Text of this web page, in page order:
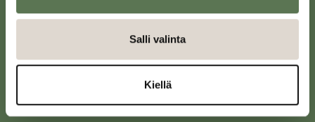
Salli valinta
Kiellä